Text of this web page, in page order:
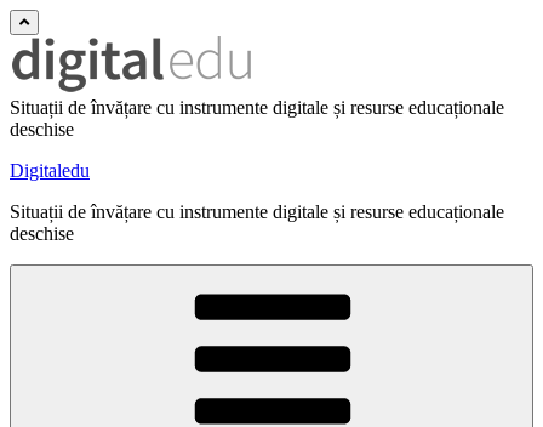
Situații de învățare cu instrumente digitale și resurse educaționale
deschise
Digitaledu
Situații de învățare cu instrumente digitale și resurse educaționale
deschise